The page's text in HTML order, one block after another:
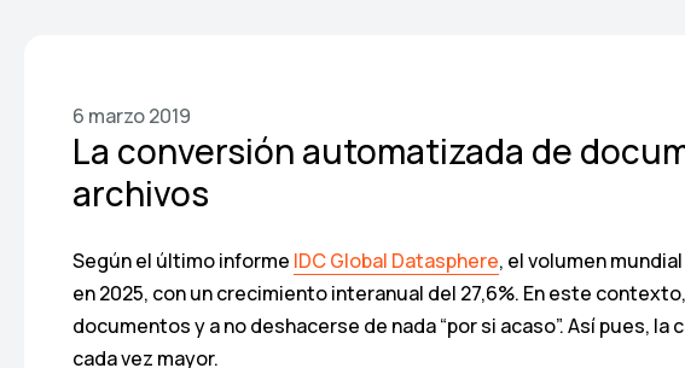
6 marzo 2019
La conversión automatizada de
archivos
Según el último informe IDC Global Datasphere, el volumen
en 2025, con un crecimiento interanual del 27,6%. En este
documentos y a no deshacerse de nada “por si acaso”. Así pues,
cada vez mayor.